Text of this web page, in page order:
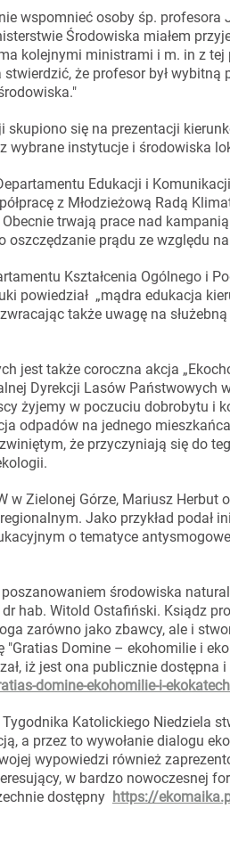
wspomnieć osoby śp. profesora
Środowiska miałem
kolejnymi ministrami i m. in z tej
że profesor był wybitną
skupiono się na prezentacji
wybrane instytucje i środowiska
Edukacji i
z Młodzieżową Radą
trwają prace nad
oszczędzanie prądu ze względu
Kształcenia Ogólnego i
powiedział „mądra edukacja
także uwagę na
jest także coroczna akcja
Dyrekcji Lasów Państwowych
żyjemy w poczuciu dobrobytu i
odpadów na jednego
że przyczyniają się do
w Zielonej Górze, Mariusz Herbut
Jako przykład podał
o tematyce
środowiska
hab. Witold Ostafiński. Ksiądz
zarówno jako zbawcy, ale i
"Gratias Domine – ekohomilie i
iż jest ona publicznie dostępna
domine-ekohomilie-i-
Katolickiego Niedziela
a przez to wywołanie dialogu
wypowiedzi również
w bardzo nowoczesnej
dostępny https://